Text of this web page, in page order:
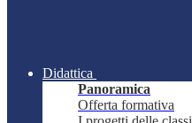
Didattica
Panoramica
Offerta formativa